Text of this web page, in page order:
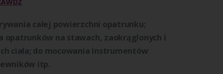
całej powierzchni opatrunku;
opatrunków na stawach, zaokrąglonych i
ciała; do mocowania instrumen­tów
itp.